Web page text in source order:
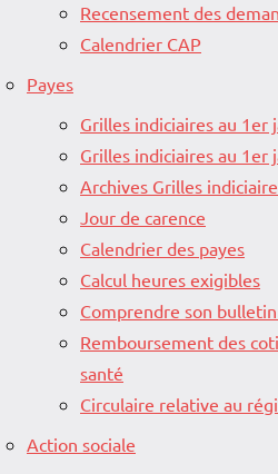
Recensement des
Calendrier CAP
Payes
Grilles indiciaires au 1er
Grilles indiciaires au 1er
Archives Grilles
Jour de carence
Calendrier des payes
Calcul heures exigibles
Comprendre son
Remboursement des
santé
Circulaire relative au
Action sociale